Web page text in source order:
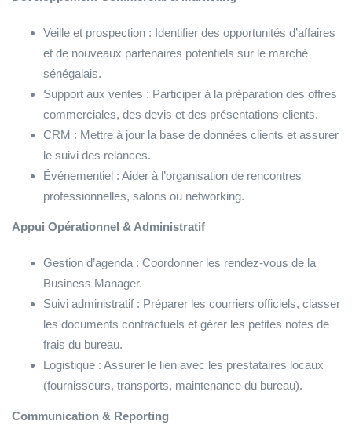
​Veille et prospection : Identifier des opportunités d’affaires
et de nouveaux partenaires potentiels sur le marché
sénégalais.
​Support aux ventes : Participer à la préparation des offres
commerciales, des devis et des présentations clients.
​CRM : Mettre à jour la base de données clients et assurer
le suivi des relances.
​Événementiel : Aider à l’organisation de rencontres
professionnelles, salons ou networking.
Appui Opérationnel & Administratif
​Gestion d’agenda : Coordonner les rendez-vous de la
Business Manager.
​Suivi administratif : Préparer les courriers officiels, classer
les documents contractuels et gérer les petites notes de
frais du bureau.
​Logistique : Assurer le lien avec les prestataires locaux
(fournisseurs, transports, maintenance du bureau).
Communication & Reporting